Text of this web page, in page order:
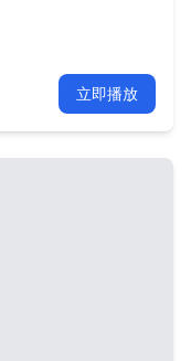
立即播放